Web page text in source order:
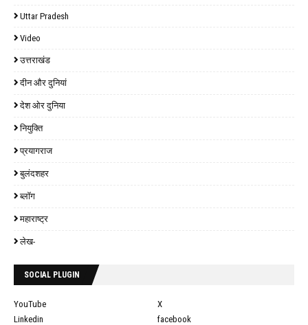
Uttar Pradesh
Video
उत्तराखंड
दीन और दुनियां
देश ओर दुनिया
नियुक्ति
प्रयागराज
बुलंदशहर
ब्लॉग
महाराष्ट्र
लेख-
SOCIAL PLUGIN
YouTube
X
Linkedin
facebook